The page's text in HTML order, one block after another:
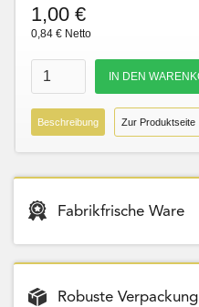
1,00 €
0,84 € Netto
Beschreibung Zur Produktseite
Fabrikfrische Ware
Robuste Verpackung